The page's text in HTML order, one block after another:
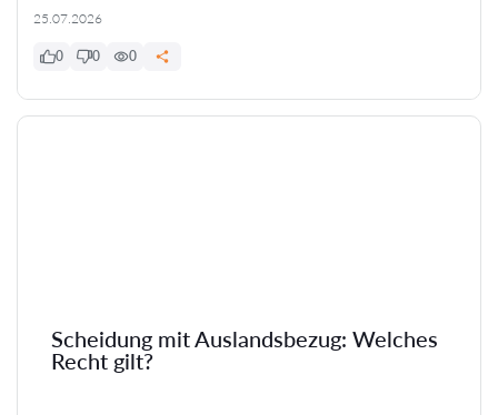
25.07.2026
0 0 0
Scheidung mit Auslandsbezug: Welches
Recht gilt?